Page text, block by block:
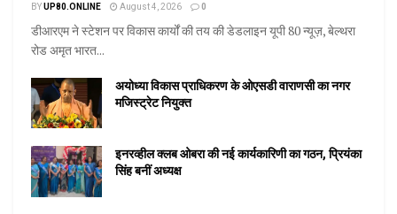
BYUP80.ONLINE August 4, 2026 0
डीआरएम ने स्टेशन पर विकास कार्यों की तय की डेडलाइन यूपी 80 न्यूज़, बेल्थरा
रोड अमृत भारत...
अयोध्या विकास प्राधिकरण के ओएसडी वाराणसी का नगर
मजिस्ट्रेट नियुक्त
इनरव्हील क्लब ओबरा की नई कार्यकारिणी का गठन, प्रियंका
सिंह बनीं अध्यक्ष